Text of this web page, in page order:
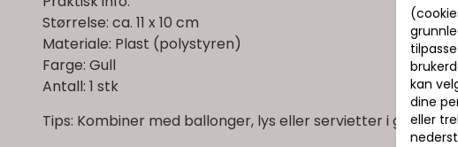
Størrelse: ca. 11 x 10 cm
Materiale: Plast (polystyren)
Farge: Gull
Antall: 1 stk
Tips: Kombiner med ballonger, lys eller servietter i gull og
kan
dine
eller